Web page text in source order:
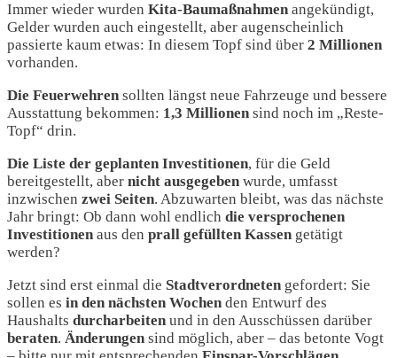
Immer wieder wurden Kita-Baumaßnahmen angekündigt,
Gelder wurden auch eingestellt, aber augenscheinlich
passierte kaum etwas: In diesem Topf sind über 2 Millionen
vorhanden.
Die Feuerwehren sollten längst neue Fahrzeuge und bessere
Ausstattung bekommen: 1,3 Millionen sind noch im „Reste-
Topf“ drin.
Die Liste der geplanten Investitionen, für die Geld
bereitgestellt, aber nicht ausgegeben wurde, umfasst
inzwischen zwei Seiten. Abzuwarten bleibt, was das nächste
Jahr bringt: Ob dann wohl endlich die versprochenen
Investitionen aus den prall gefüllten Kassen getätigt
werden?
Jetzt sind erst einmal die Stadtverordneten gefordert: Sie
sollen es in den nächsten Wochen den Entwurf des
Haushalts durcharbeiten und in den Ausschüssen darüber
beraten. Änderungen sind möglich, aber – das betonte Vogt